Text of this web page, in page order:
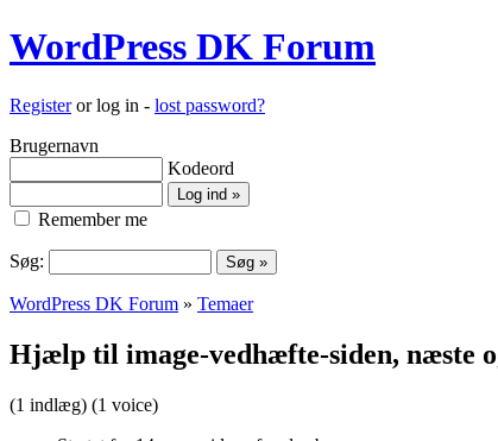
WordPress DK Forum
Registeror log in - lost password?
Brugernavn
Kodeord
Remember me
Søg:
WordPress DK Forum » Temaer
Hjælp til image-vedhæfte-siden, næste
(1 indlæg) (1 voice)